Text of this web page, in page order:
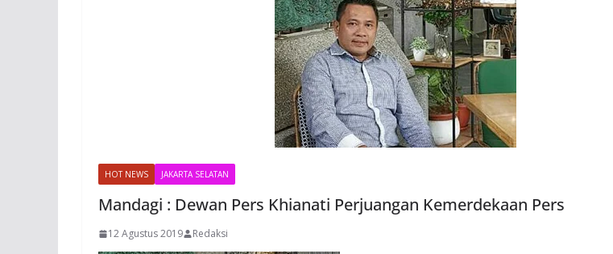
HOT NEWS JAKARTA SELATAN
Mandagi : Dewan Pers Khianati Perjuangan Kemerdekaan Pers
12 Agustus 2019 Redaksi